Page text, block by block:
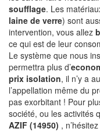
soufflage. Les
laine de verre) sont
intervention, vous allez
ce qui est de leur
Le système que nous
permettra plus d’
prix isolation, il n’y a
l’appellation même du
pas exorbitant ! Pour
société, ou les activités
AZIF (14950) ,